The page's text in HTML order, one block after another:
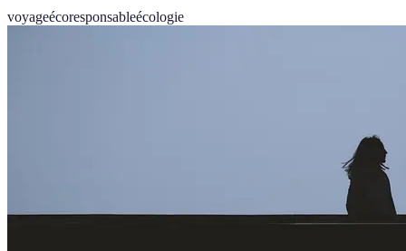
voyageécoresponsableécologie